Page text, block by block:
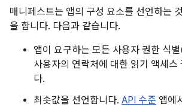
매니페스트는 앱의 구성 요소를 선언하는
을 합니다. 다음과 같습니다.
앱이 요구하는 모든 사용자 권한 식
사용자의 연락처에 대한 읽기 액세스
다.
최솟값을 선언합니다. API 수준 앱에